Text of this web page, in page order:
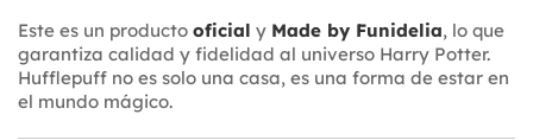
Este es un producto oficial y Made by Funidelia, lo que
garantiza calidad y fidelidad al universo Harry Potter.
Hufflepuff no es solo una casa, es una forma de estar en
el mundo mágico.